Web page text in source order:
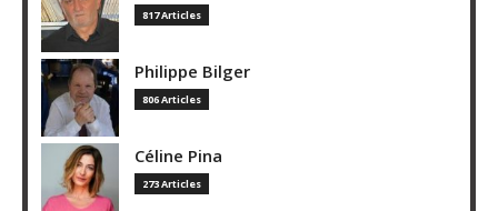
817 Articles
Philippe Bilger
806 Articles
Céline Pina
273 Articles